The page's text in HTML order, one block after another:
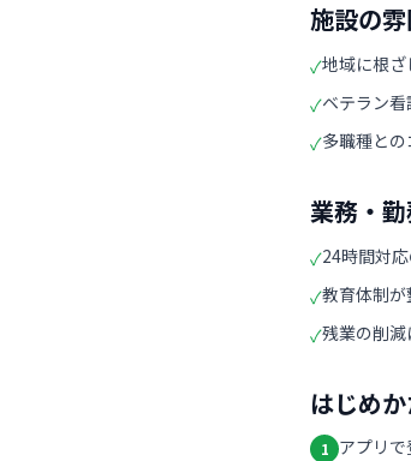
施設の
✓地域に根ざ
✓ベテラン
✓多職種との
業務・
✓24時間対
✓教育体制が
✓残業の削減
はじめ
1 アプリ